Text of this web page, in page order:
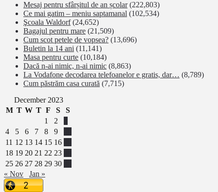
Mesaj pentru sfârșitul de an școlar (222,803)
Ce mai gatim – meniu saptamanal (102,534)
Şcoala Waldorf (24,652)
Bagajul pentru mare (21,509)
Cum scot petele de vopsea? (13,696)
Buletin la 14 ani (11,141)
Masa pentru curte (10,184)
Dacă n-ai nimic, n-ai nimic (8,863)
La Vodafone decodarea telefoanelor e gratis, dar… (8,789)
Cum păstrăm casa curată (7,715)
December 2023
M T W T F S
S
1
2
4
5 6 7 8 9
11 12 13 14 15 16
18 19 20 21 22 23
25 26 27 28 29 30
« Nov
Jan »